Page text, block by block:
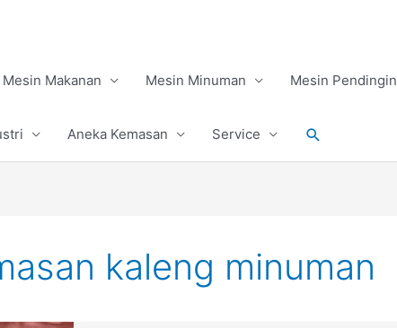
Mesin Makanan Mesin Minuman Mesin Pendingin
Aneka Kemasan Service Search
kaleng minuman